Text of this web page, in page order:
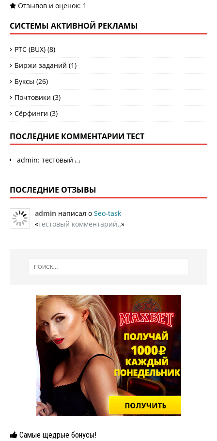
Отзывов и оценок: 1
СИСТЕМЫ АКТИВНОЙ РЕКЛАМЫ
PTC (BUX) (8)
Биржи заданий (1)
Буксы (26)
Почтовики (3)
Сёрфинги (3)
ПОСЛЕДНИЕ КОММЕНТАРИИ ТЕСТ
admin: тестовый [...]
ПОСЛЕДНИЕ ОТЗЫВЫ
admin написал о Seo-task
«тестовый комментарий..»
Самые щедрые бонусы!